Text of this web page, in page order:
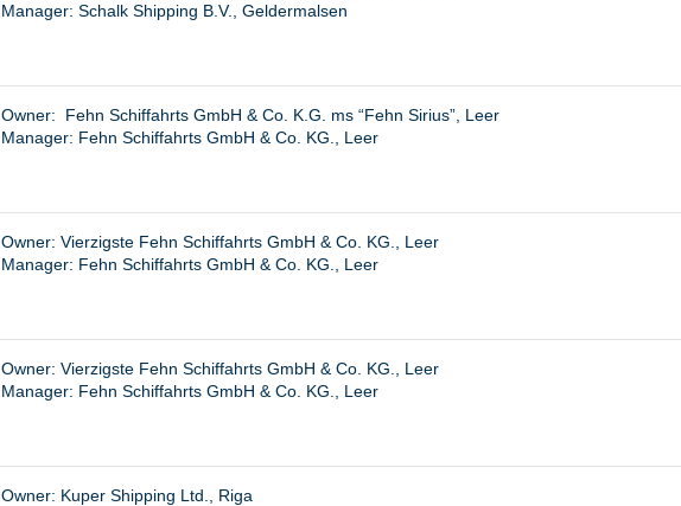
Manager: Schalk Shipping B.V., Geldermalsen
Owner: Fehn Schiffahrts GmbH & Co. K.G. ms “Fehn Sirius”, Leer
Manager: Fehn Schiffahrts GmbH & Co. KG., Leer
Owner: Vierzigste Fehn Schiffahrts GmbH & Co. KG., Leer
Manager: Fehn Schiffahrts GmbH & Co. KG., Leer
Owner: Vierzigste Fehn Schiffahrts GmbH & Co. KG., Leer
Manager: Fehn Schiffahrts GmbH & Co. KG., Leer
Owner: Kuper Shipping Ltd., Riga